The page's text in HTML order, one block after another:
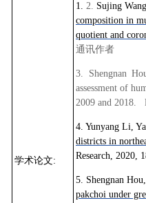
学术论文:
1. 2. Sujing
composition in
quotient and
通讯作者
3. Shengnan
assessment of
2009 and 2018.
4. Yunyang Li,
districts in
Research, 2020,
5. Shengnan
pakchoi under